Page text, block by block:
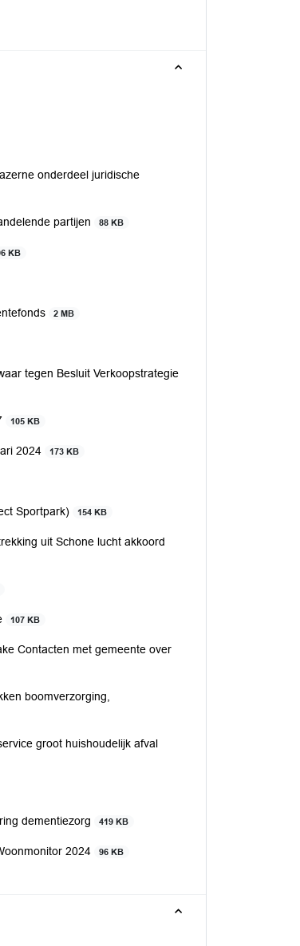
onderdeel juridische
partijen 88 KB
KB
2 MB
tegen Besluit Verkoopstrategie
105 KB
2024 173 KB
Sportpark) 154 KB
uit Schone lucht akkoord
107 KB
Contacten met gemeente over
boomverzorging,
groot huishoudelijk afval
dementiezorg 419 KB
2024 96 KB